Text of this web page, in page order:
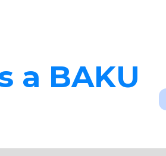
a BAKU